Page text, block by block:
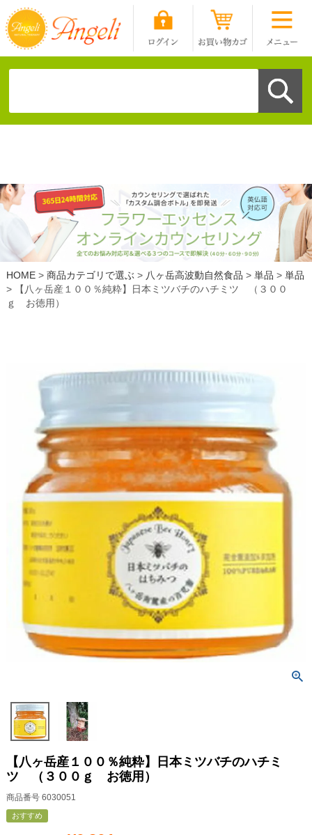
HOME 商品カテゴリで選ぶ 八ヶ岳高波動自然食品 単品
単品
【八ヶ岳産１００％純粋】日本ミツバチのハチミツ （３００
ｇ お徳用）
【八ヶ岳産１００％純粋】日本ミツバチのハチミ
ツ （３００ｇ お徳用）
商品番号 6030051
おすすめ